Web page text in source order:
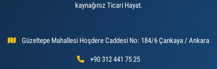
kaynağınız Ticari Hayat.
Güzeltepe Mahallesi Hoşdere Caddesi No: 184/6 Çankaya / Ankara
+90 312 441 75 25